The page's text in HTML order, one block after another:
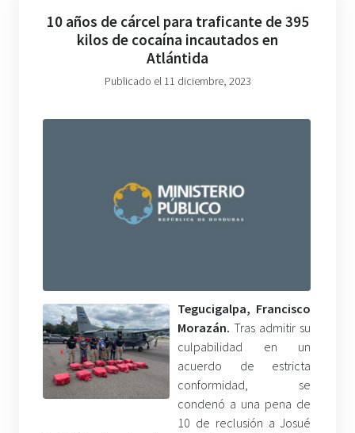
10 años de cárcel para traficante de 395
kilos de cocaína incautados en
Atlántida
Publicado el 11 diciembre, 2023
Tegucigalpa, Francisco
Morazán. Tras admitir su
culpabilidad en un
acuerdo de estricta
conformidad, se
condenó a una pena de
10 de reclusión a Josué